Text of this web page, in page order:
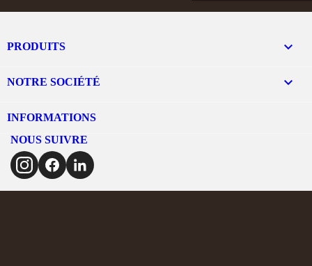
PRODUITS 
NOTRE SOCIÉTÉ 
INFORMATIONS
NOUS SUIVRE